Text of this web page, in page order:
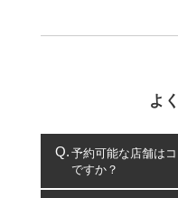
よ
予約可能な店舗は
ですか？